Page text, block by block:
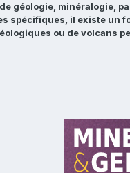
géologie, minéralogie,
spécifiques, il existe un
ou de volcans